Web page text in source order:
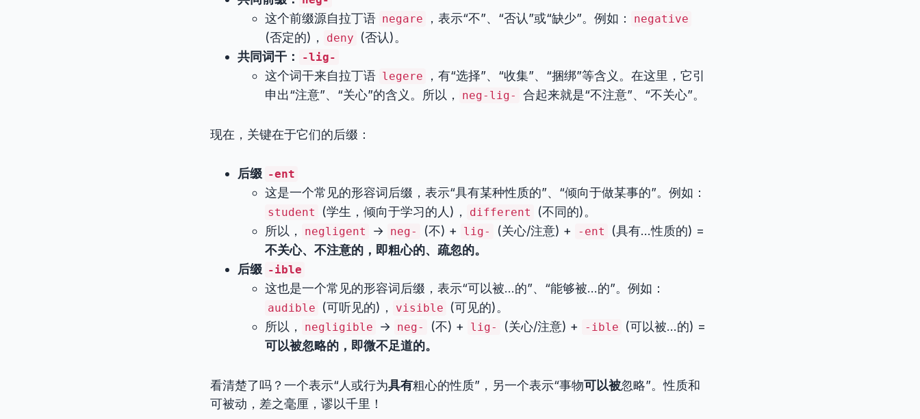
这个前缀源自拉丁语 negare ，表示“不”、“否认”或“缺少”。例如： negative
(否定的)， deny
(否认)。
共同词干：
-lig-
这个词干来自拉丁语 legere
，有“选择”、“收集”、“捆绑”等含义。在这里，它引
申出“注意”、“关心”的含义。所以，
neg-lig- 合起来就是“不注意”、“不关心”。
现在，关键在于它们的后缀：
后缀 -ent
这是一个常见的形容词后缀，表示“具有某种性质的”、“倾向于做某事的”。例如：
student (学生，倾向于学习的人)， different
(不同的)。
所以，
negligent → neg- (不) + lig- (关心/注意) + -ent
(具有…性质的) =
不关心、不注意的，即粗心的、疏忽的。
后缀 -ible
这也是一个常见的形容词后缀，表示“可以被…的”、“能够被…的”。例如：
audible (可听见的)， visible
(可见的)。
所以，
negligible → neg- (不) + lig- (关心/注意) + -ible
(可以被…的) =
可以被忽略的，即微不足道的。
看清楚了吗？一个表示“人或行为具有粗心的性质”，另一个表示“事物可以被忽略”。性质和
可被动，差之毫厘，谬以千里！